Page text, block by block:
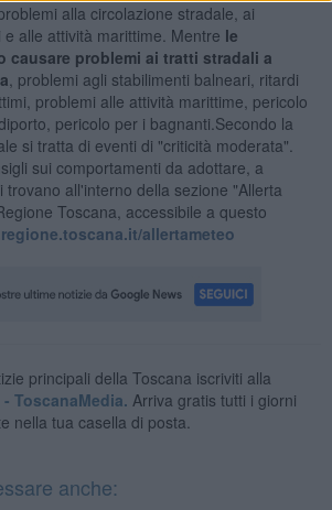
alla circolazione stradale, ai
alle attività marittime. Mentre le
causare problemi ai tratti stradali a
, problemi agli stabilimenti balneari, ritardi
problemi alle attività marittime, pericolo
pericolo per i bagnanti.Secondo la
si tratta di eventi di "criticità moderata".
sui comportamenti da adottare, a
trovano all'interno della sezione "Allerta
Toscana, accessibile a questo
allertameteo
principali della Toscana iscriviti alla
ToscanaMedia. Arriva gratis tutti i giorni
nella tua casella di posta.
anche: